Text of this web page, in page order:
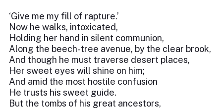
‘Give me my fill of rapture.’
Now he walks, intoxicated,
Holding her hand in silent communion,
Along the beech-tree avenue, by the clear brook,
And though he must traverse desert places,
Her sweet eyes will shine on him;
And amid the most hostile confusion
He trusts his sweet guide.
But the tombs of his great ancestors,